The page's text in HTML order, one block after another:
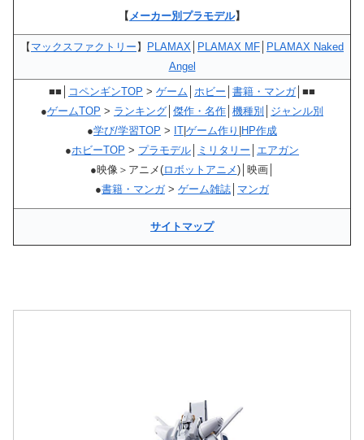
【 メーカー別プラモデル】
【 マックスファクトリー 】 PLAMAX PLAMAX MF
PLAMAX Naked
Angel
■■│ コペンギンTOP > ゲーム ホビー 書籍・マンガ│■■
●ゲームTOP > ランキング 傑作・名作 機種別
ジャンル別
●学び/学習TOP > IT ゲーム作り HP作成
●ホビーTOP > プラモデル ミリタリー
エアガン
●映像＞アニメ(ロボットアニメ)│映画│
●書籍・マンガ> ゲーム雑誌 マンガ
サイトマップ